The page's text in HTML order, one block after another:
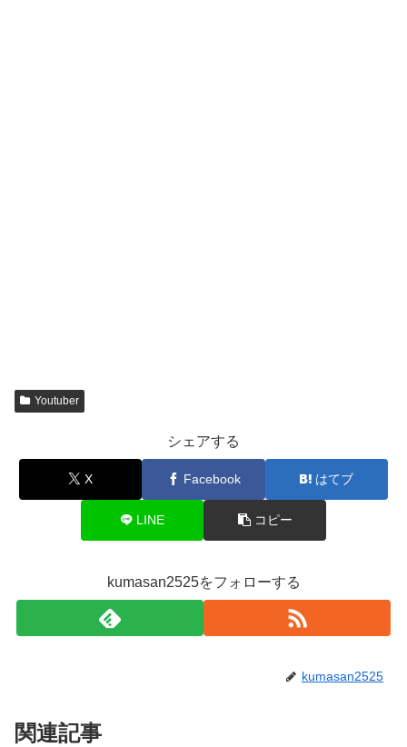
Youtuber
シェアする
X Facebook はてブ
LINE コピー
kumasan2525をフォローする
kumasan2525
関連記事